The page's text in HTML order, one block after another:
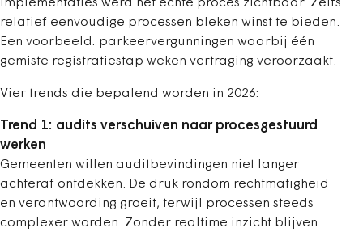
implementaties werd het échte proces zichtbaar. Zelfs
relatief eenvoudige processen bleken winst te bieden.
Een voorbeeld: parkeervergunningen waarbij één
gemiste registratiestap weken vertraging veroorzaakt.
Vier trends die bepalend worden in 2026:
Trend 1: audits verschuiven naar procesgestuurd
werken
Gemeenten willen auditbevindingen niet langer
achteraf ontdekken. De druk rondom rechtmatigheid
en verantwoording groeit, terwijl processen steeds
complexer worden. Zonder realtime inzicht blijven